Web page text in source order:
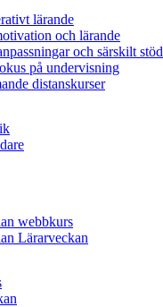
lärande
och lärande
och särskilt stöd
på undervisning
distanskurser
webbkurs
Lärarveckan